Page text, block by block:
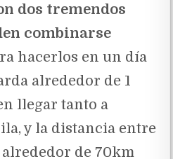
dos tremendos
combinarse
hacerlos en un día
alrededor de 1
llegar tanto a
y la distancia entre
alrededor de 70km